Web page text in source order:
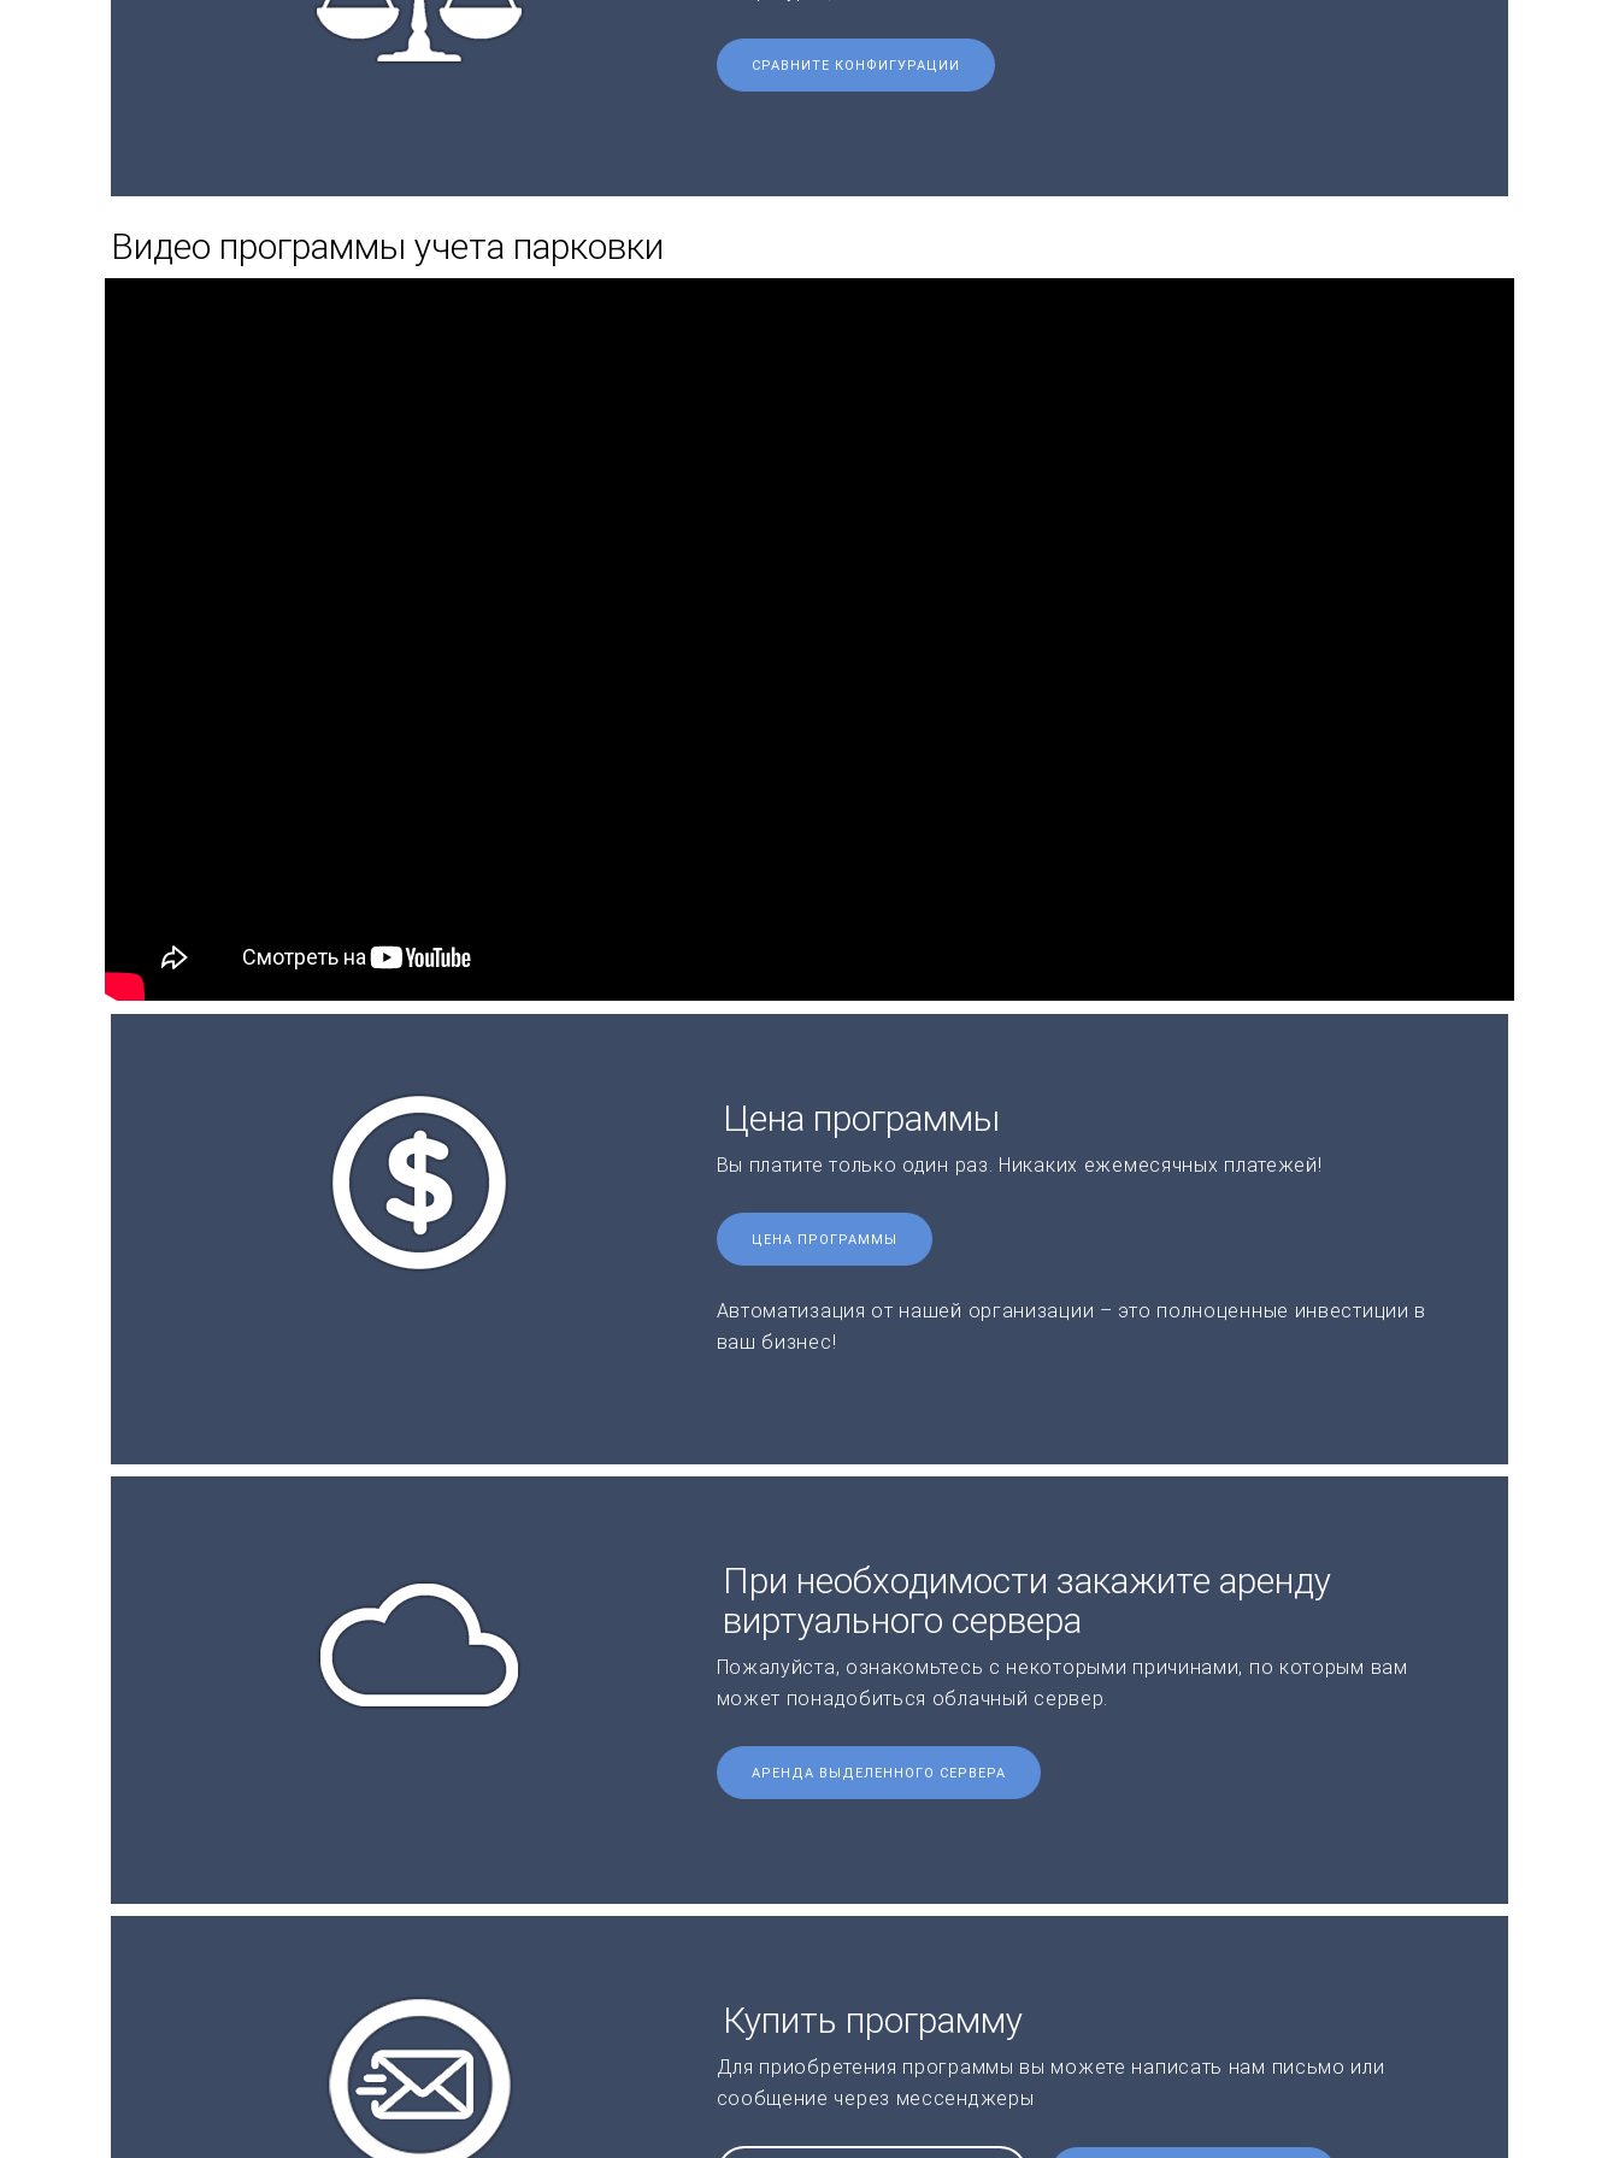
СРАВНИТЕ КОНФИГУРАЦИИ
Видео программы учета парковки
Цена программы
Вы платите только один раз. Никаких ежемесячных платежей!
ЦЕНА ПРОГРАММЫ
Автоматизация от нашей организации – это полноценные инвестиции в
ваш бизнес!
При необходимости закажите аренду
виртуального сервера
Пожалуйста, ознакомьтесь с некоторыми причинами, по которым вам
может понадобиться облачный сервер.
АРЕНДА ВЫДЕЛЕННОГО СЕРВЕРА
Купить программу
Для приобретения программы вы можете написать нам письмо или
сообщение через мессенджеры